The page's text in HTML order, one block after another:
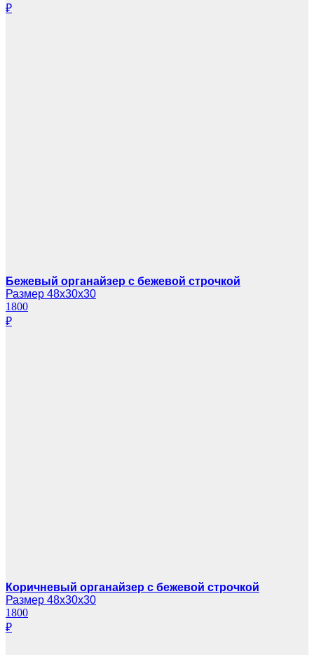
₽
Бежевый органайзер с бежевой строчкой
Размер 48х30х30
1800
₽
Коричневый органайзер с бежевой строчкой
Размер 48х30х30
1800
₽